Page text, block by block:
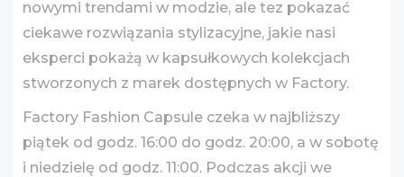
nowymi trendami w modzie, ale tez pokazać
ciekawe rozwiązania stylizacyjne, jakie nasi
eksperci pokażą w kapsułkowych kolekcjach
stworzonych z marek dostępnych w Factory.
Factory Fashion Capsule czeka w najbliższy
piątek od godz. 16:00 do godz. 20:00, a w sobotę
i niedzielę od godz. 11:00. Podczas akcji we